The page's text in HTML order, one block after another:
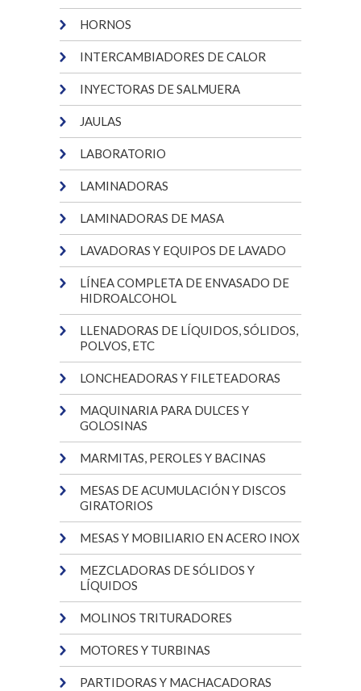
HORNOS
INTERCAMBIADORES DE CALOR
INYECTORAS DE SALMUERA
JAULAS
LABORATORIO
LAMINADORAS
LAMINADORAS DE MASA
LAVADORAS Y EQUIPOS DE LAVADO
LÍNEA COMPLETA DE ENVASADO DE
HIDROALCOHOL
LLENADORAS DE LÍQUIDOS, SÓLIDOS,
POLVOS, ETC
LONCHEADORAS Y FILETEADORAS
MAQUINARIA PARA DULCES Y
GOLOSINAS
MARMITAS, PEROLES Y BACINAS
MESAS DE ACUMULACIÓN Y DISCOS
GIRATORIOS
MESAS Y MOBILIARIO EN ACERO INOX
MEZCLADORAS DE SÓLIDOS Y
LÍQUIDOS
MOLINOS TRITURADORES
MOTORES Y TURBINAS
PARTIDORAS Y MACHACADORAS